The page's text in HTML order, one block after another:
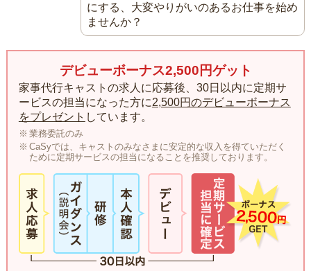
にする、大変やりがいのあるお仕事を始め
ませんか？
デビューボーナス2,500円ゲット
家事代行キャストの求人に応募後、30日以内に定期サ
ービスの担当になった方に2,500円のデビューボーナス
をプレゼント しています。
業務委託のみ
CaSyでは、キャストのみなさまに安定的な収入を得ていただく
ために定期サービスの担当になることを推奨しております。